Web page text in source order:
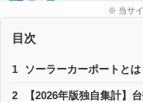
※ 当サ
目次
1 ソーラーカーポートと
2 【2026年版独自集計】